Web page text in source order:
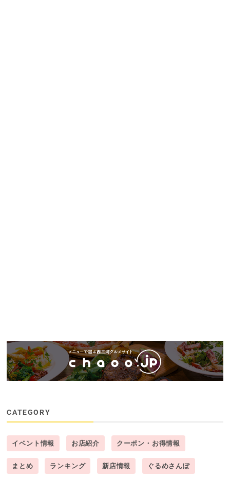
CATEGORY
イベント情報 お店紹介 クーポン・お得情報
まとめ ランキング 新店情報 ぐるめさんぽ